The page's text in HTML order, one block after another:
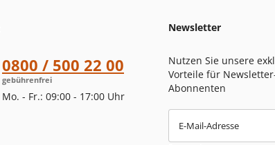
0800 / 500 22 00
gebührenfrei
Mo. - Fr.: 09:00 - 17:00 Uhr
Newsletter
Nutzen Sie unsere
Vorteile für
Abonnenten
E-Mail-Adresse